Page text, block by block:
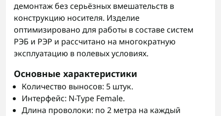
демонтаж без серьёзных вмешательств в
конструкцию носителя. Изделие
оптимизировано для работы в составе систем
РЭБ и РЭР и рассчитано на многократную
эксплуатацию в полевых условиях.
Основные характеристики
Количество выносов: 5 штук.
Интерфейс: N-Type Female.
Длина проволоки: по 2 метра на каждый